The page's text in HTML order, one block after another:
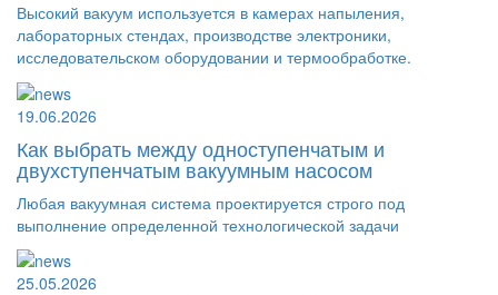
Высокий вакуум используется в камерах напыления,
лабораторных стендах, производстве электроники,
исследовательском оборудовании и термообработке.
19.06.2026
Как выбрать между одноступенчатым и
двухступенчатым вакуумным насосом
Любая вакуумная система проектируется строго под
выполнение определенной технологической задачи
25.05.2026